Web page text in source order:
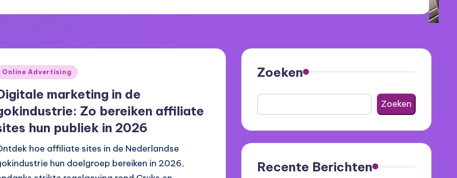
Online Advertising
marketing in de
Zo bereiken affiliate
hun publiek in 2026
hoe affiliate sites in de Nederlandse
hun doelgroep bereiken in 2026,
Zoeken
Zoeken
Recente Berichten